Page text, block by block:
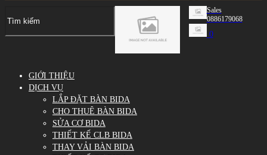
Sales
0886179068
0
GIỚI THIỆU
DỊCH VỤ
LẮP ĐẶT BÀN BIDA
CHO THUÊ BÀN BIDA
SỬA CƠ BIDA
THIẾT KẾ CLB BIDA
THAY VẢI BÀN BIDA